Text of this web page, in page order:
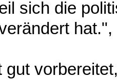
sich die
gut